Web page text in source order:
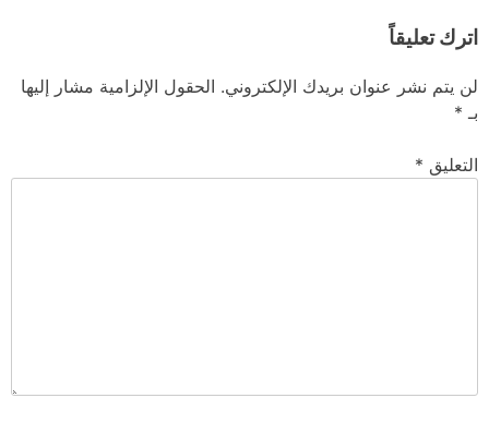
اترك تعليقاً
لن يتم نشر عنوان بريدك الإلكتروني. الحقول الإلزامية مشار إليها
بـ *
التعليق *